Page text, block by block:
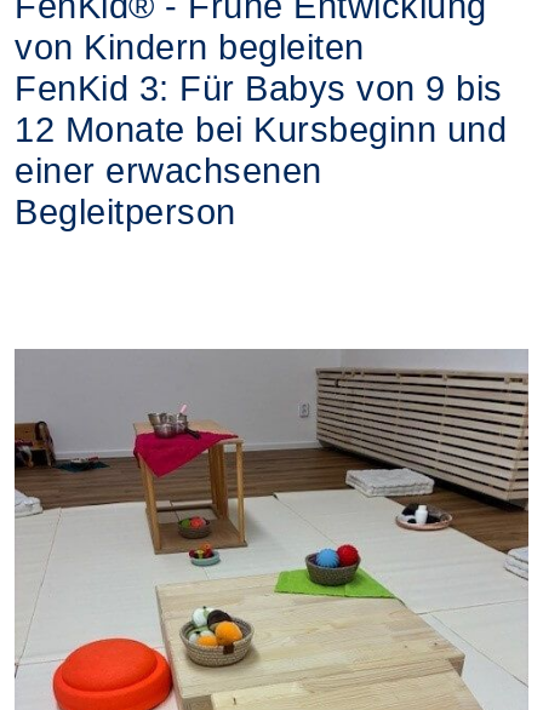
von Kindern begleiten
FenKid 3: Für Babys von 9 bis
12 Monate bei Kursbeginn und
einer erwachsenen
Begleitperson